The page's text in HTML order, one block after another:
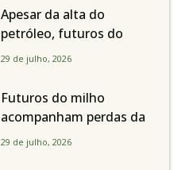
de R$ 150/sc
Apesar da alta do
petróleo, futuros do
milho recuam em
a soja nesta quarta-feira
29 de julho, 2026
Futuros do milho
acompanham perdas da
soja e fecham quarta-
29 de julho, 2026